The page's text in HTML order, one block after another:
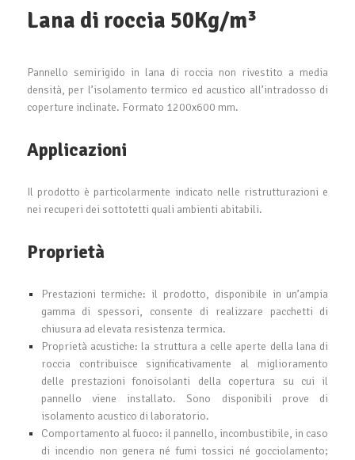
Lana di roccia 50Kg/m³
Pannello semirigido in lana di roccia non rivestito a media
densità, per l’isolamento termico ed acustico all’intradosso di
coperture inclinate. Formato 1200x600 mm.
Applicazioni
Il prodotto è particolarmente indicato nelle ristrutturazioni e
nei recuperi dei sottotetti quali ambienti abitabili.
Proprietà
Prestazioni termiche: il prodotto, disponibile in un’ampia
gamma di spessori, consente di realizzare pacchetti di
chiusura ad elevata resistenza termica.
Proprietà acustiche: la struttura a celle aperte della lana di
roccia contribuisce significativamente al miglioramento
delle prestazioni fonoisolanti della copertura su cui il
pannello viene installato. Sono disponibili prove di
isolamento acustico di laboratorio.
Comportamento al fuoco: il pannello, incombustibile, in caso
di incendio non genera né fumi tossici né gocciolamento;